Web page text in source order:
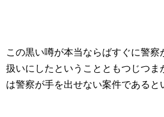
この黒い噂が本当ならばすぐに警察
扱いにしたということともつじつま
は警察が手を出せない案件であると